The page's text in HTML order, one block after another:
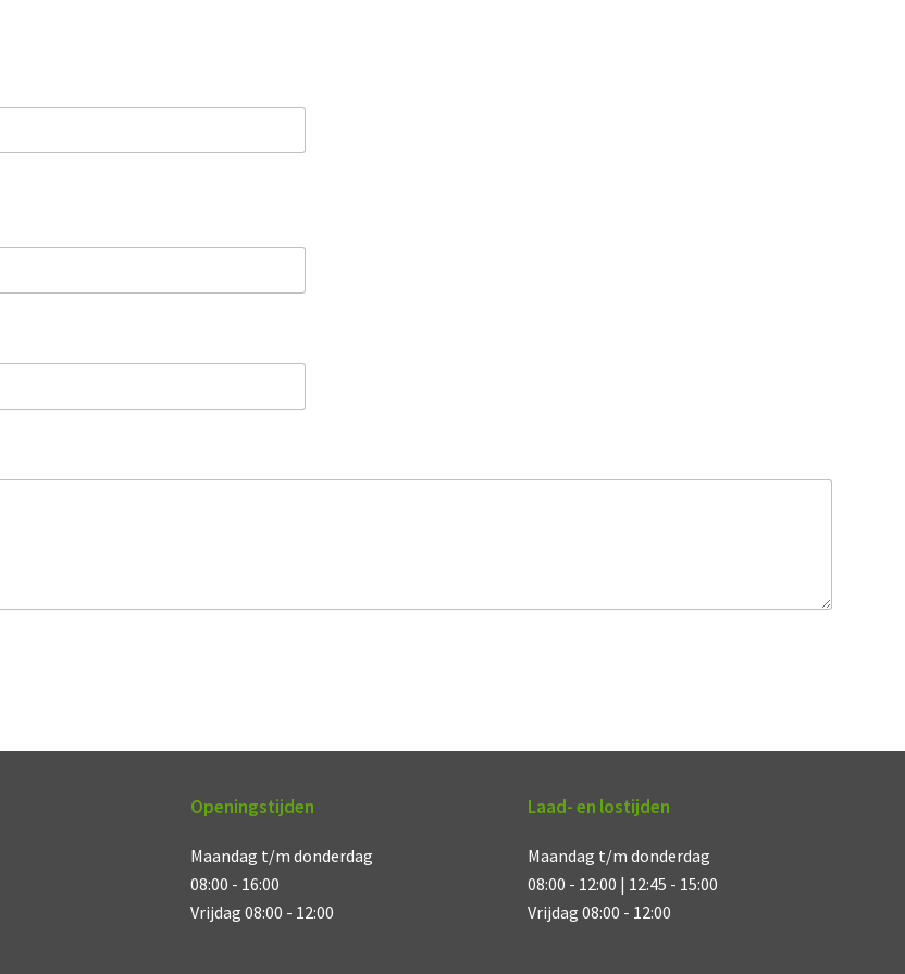
Openingstijden
Maandag t/m donderdag
08:00 - 16:00
Vrijdag 08:00 - 12:00
Laad- en lostijden
Maandag t/m donderdag
08:00 - 12:00 | 12:45 - 15:00
Vrijdag 08:00 - 12:00